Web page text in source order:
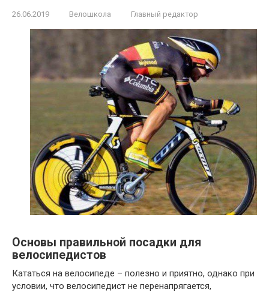
26.06.2019 Велошкола Главный редактор
Основы правильной посадки для
велосипедистов
Кататься на велосипеде – полезно и приятно, однако при
условии, что велосипедист не перенапрягается,